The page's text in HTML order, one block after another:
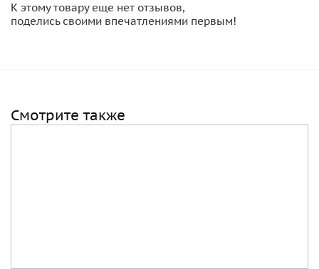
К этому товару еще нет отзывов,
поделись своими впечатлениями первым!
Смотрите также